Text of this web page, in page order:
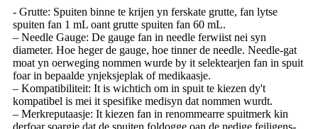
- Grutte: Spuiten binne te krijen yn ferskate grutte, fan lytse
spuiten fan 1 mL oant grutte spuiten fan 60 mL.
– Needle Gauge: De gauge fan in needle ferwiist nei syn
diameter. Hoe heger de gauge, hoe tinner de needle. Needle-gat
moat yn oerweging nommen wurde by it selektearjen fan in spuit
foar in bepaalde ynjeksjeplak of medikaasje.
– Kompatibiliteit: It is wichtich om in spuit te kiezen dy't
kompatibel is mei it spesifike medisyn dat nommen wurdt.
– Merkreputaasje: It kiezen fan in renommearre spuitmerk kin